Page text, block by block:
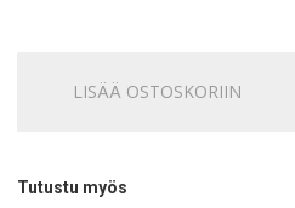
LISÄÄ OSTOSKORIIN
Tutustu myös